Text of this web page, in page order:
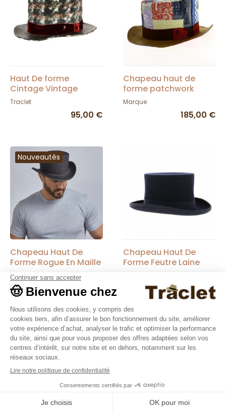
Haut De forme
Cintage Vintage
Cérémonie
Traclet
95,00 €
Chapeau haut de
forme patchwork
Marque
185,00 €
Nouveautés
Chapeau Haut De
Forme Rogue En Maille
Noir - American Hat
Marque
150,00 €
Chapeau Haut De
Forme Feutre Laine
105,00 €